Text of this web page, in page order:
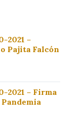
2021 –
Pajita Falcón
2021 – Firma